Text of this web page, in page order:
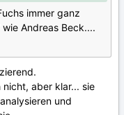
immer ganz
Andreas Beck....
aber klar... sie
und